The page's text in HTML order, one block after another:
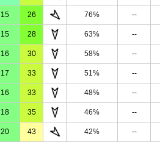
15 26 76% --
15 28 63% --
16 30 58% --
17 33 51% --
16 33 48% --
18 35 46% --
20 43 42% --